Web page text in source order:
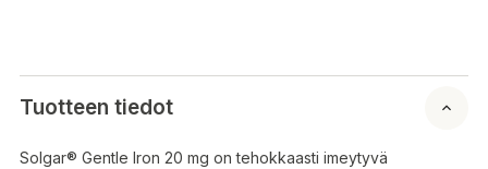
Tuotteen tiedot
Solgar® Gentle Iron 20 mg on tehokkaasti imeytyvä